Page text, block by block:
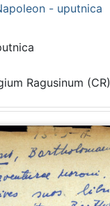
- uputnica
Ragusinum (CR)